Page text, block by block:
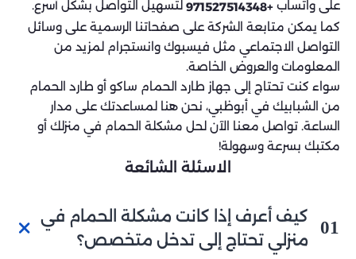
على واتساب +971527514348
لتسهيل التواصل بشكل أسرع.
كما يمكن متابعة الشركة على صفحاتنا الرسمية على وسائل
التواصل الاجتماعي مثل فيسبوك وانستجرام لمزيد من
المعلومات والعروض الخاصة.
سواء كنت تحتاج إلى جهاز طارد الحمام ساكو أو طارد الحمام
من الشبابيك في أبوظبي، نحن هنا لمساعدتك على مدار
الساعة. تواصل معنا الآن لحل مشكلة الحمام في منزلك أو
مكتبك بسرعة وسهولة!
الاسئلة الشائعة
01
كيف أعرف إذا كانت مشكلة الحمام في
منزلي تحتاج إلى تدخل متخصص؟